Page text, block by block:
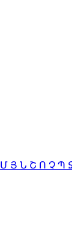
Մ Յ Ն Շ Ո Չ Պ